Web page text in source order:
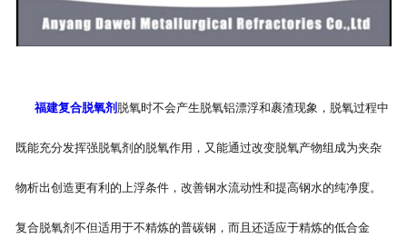
福建复合脱氧剂 脱氧时不会产生脱氧铝漂浮和裹渣现象，脱氧过程中
既能充分发挥强脱氧剂的脱氧作用，又能通过改变脱氧产物组成为夹杂
物析出创造更有利的上浮条件，改善钢水流动性和提高钢水的纯净度。
复合脱氧剂不但适用于不精炼的普碳钢，而且还适应于精炼的低合金